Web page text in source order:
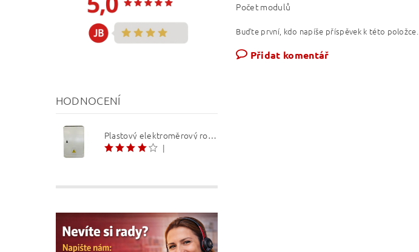
HODNOCENÍ
Plastový elektroměrový rozvaděč ER 212 NVP7P 40A QM (3f 1/2 S) 1bod. (O3/4)
|
Počet modulů
Buďte první, kdo napíše příspěvek k této položce.
Přidat komentář